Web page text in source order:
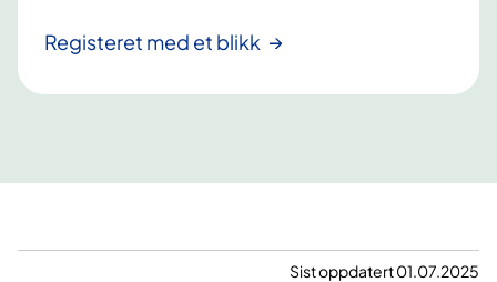
Registeret med et blikk
Sist oppdatert 01.07.2025